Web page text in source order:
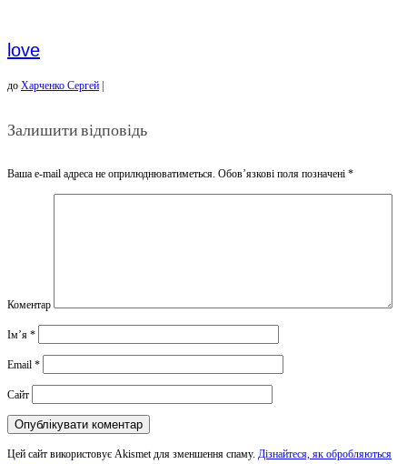
love
до Харченко Сергей
Залишити відповідь
Ваша e-mail адреса не оприлюднюватиметься. Обов’язкові поля позначені *
Коментар
Ім’я *
Email *
Сайт
Цей сайт використовує Akismet для зменшення спаму. Дізнайтеся, як обробляються